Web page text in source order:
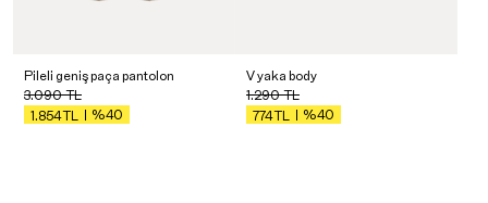
Pileli geniş paça pantolon
3.090TL
1.854TL %40
V yaka body
1.290TL
774TL %40